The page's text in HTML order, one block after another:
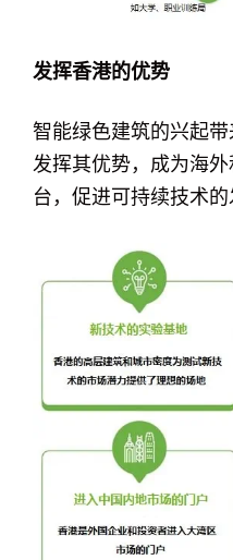
发挥香港的优势
智能绿色建筑的兴起
发挥其优势，成为海
台，促进可持续技术的